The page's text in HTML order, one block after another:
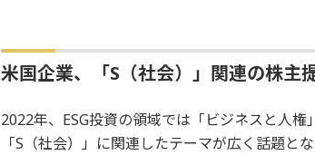
米国企業、「S（社会）」関連の株主
2022年、ESG投資の領域では「ビジネスと人
「S（社会）」に関連したテーマが広く話題と